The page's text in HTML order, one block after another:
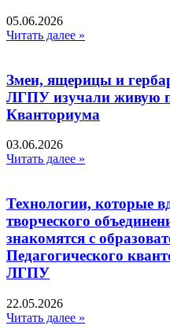
05.06.2026
Читать далее »
Змеи, ящерицы и
ЛГПУ изучали живую
Кванториума
03.06.2026
Читать далее »
Технологии, которые
творческого
знакомятся с
Педагогического
ЛГПУ
22.05.2026
Читать далее »